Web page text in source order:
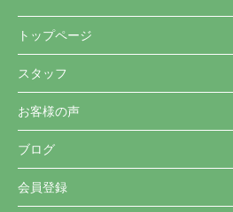
トップページ
スタッフ
お客様の声
ブログ
会員登録